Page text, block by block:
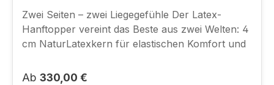
Zwei Seiten – zwei Liegegefühle Der Latex-
Hanftopper vereint das Beste aus zwei Welten: 4
cm NaturLatexkern für elastischen Komfort und
Mit Bezug erreicht der Topper ca. 6 cm Höhe.
Regulärer Preis:
Ab 330,00 €